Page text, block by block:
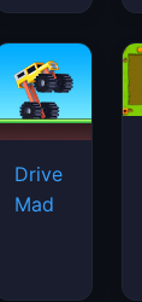
Drive
Mad